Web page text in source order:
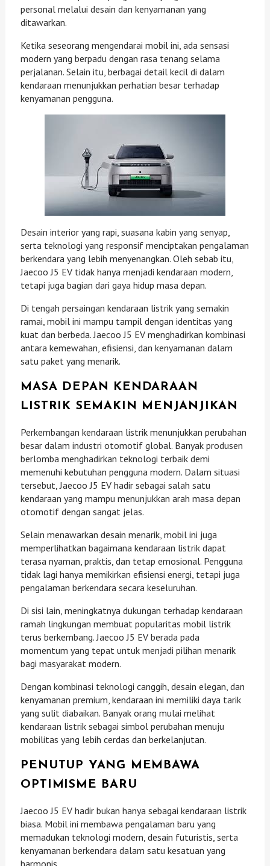
personal melalui desain dan kenyamanan yang
ditawarkan.
Ketika seseorang mengendarai mobil ini, ada sensasi
modern yang berpadu dengan rasa tenang selama
perjalanan. Selain itu, berbagai detail kecil di dalam
kendaraan menunjukkan perhatian besar terhadap
kenyamanan pengguna.
Desain interior yang rapi, suasana kabin yang senyap,
serta teknologi yang responsif menciptakan pengalaman
berkendara yang lebih menyenangkan. Oleh sebab itu,
Jaecoo J5 EV tidak hanya menjadi kendaraan modern,
tetapi juga bagian dari gaya hidup masa depan.
Di tengah persaingan kendaraan listrik yang semakin
ramai, mobil ini mampu tampil dengan identitas yang
kuat dan berbeda. Jaecoo J5 EV menghadirkan kombinasi
antara kemewahan, efisiensi, dan kenyamanan dalam
satu paket yang menarik.
MASA DEPAN KENDARAAN
LISTRIK SEMAKIN MENJANJIKAN
Perkembangan kendaraan listrik menunjukkan perubahan
besar dalam industri otomotif global. Banyak produsen
berlomba menghadirkan teknologi terbaik demi
memenuhi kebutuhan pengguna modern. Dalam situasi
tersebut, Jaecoo J5 EV hadir sebagai salah satu
kendaraan yang mampu menunjukkan arah masa depan
otomotif dengan sangat jelas.
Selain menawarkan desain menarik, mobil ini juga
memperlihatkan bagaimana kendaraan listrik dapat
terasa nyaman, praktis, dan tetap emosional. Pengguna
tidak lagi hanya memikirkan efisiensi energi, tetapi juga
pengalaman berkendara secara keseluruhan.
Di sisi lain, meningkatnya dukungan terhadap kendaraan
ramah lingkungan membuat popularitas mobil listrik
terus berkembang. Jaecoo J5 EV berada pada
momentum yang tepat untuk menjadi pilihan menarik
bagi masyarakat modern.
Dengan kombinasi teknologi canggih, desain elegan, dan
kenyamanan premium, kendaraan ini memiliki daya tarik
yang sulit diabaikan. Banyak orang mulai melihat
kendaraan listrik sebagai simbol perubahan menuju
mobilitas yang lebih cerdas dan berkelanjutan.
PENUTUP YANG MEMBAWA
OPTIMISME BARU
Jaecoo J5 EV hadir bukan hanya sebagai kendaraan listrik
biasa. Mobil ini membawa pengalaman baru yang
memadukan teknologi modern, desain futuristis, serta
kenyamanan berkendara dalam satu kesatuan yang